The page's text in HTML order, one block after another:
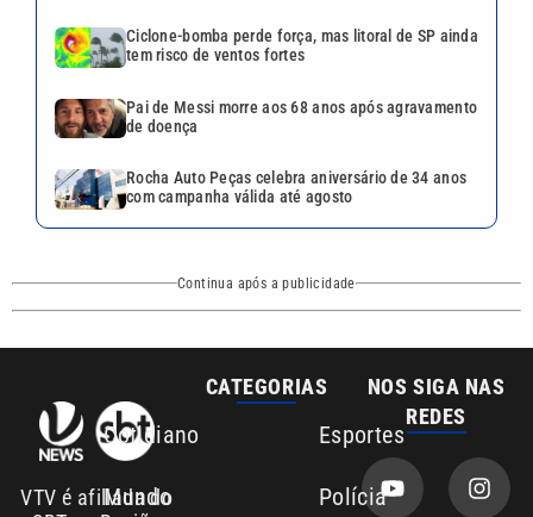
Ciclone-bomba perde força, mas litoral de SP ainda
tem risco de ventos fortes
Pai de Messi morre aos 68 anos após agravamento
de doença
Rocha Auto Peças celebra aniversário de 34 anos
com campanha válida até agosto
Continua após a publicidade
VTV é afiliada do
CATEGORIAS
Cotidiano Esportes
Mundo Polícia
NOS SIGA NAS
REDES